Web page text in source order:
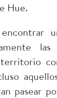
Hue.
las
pasear